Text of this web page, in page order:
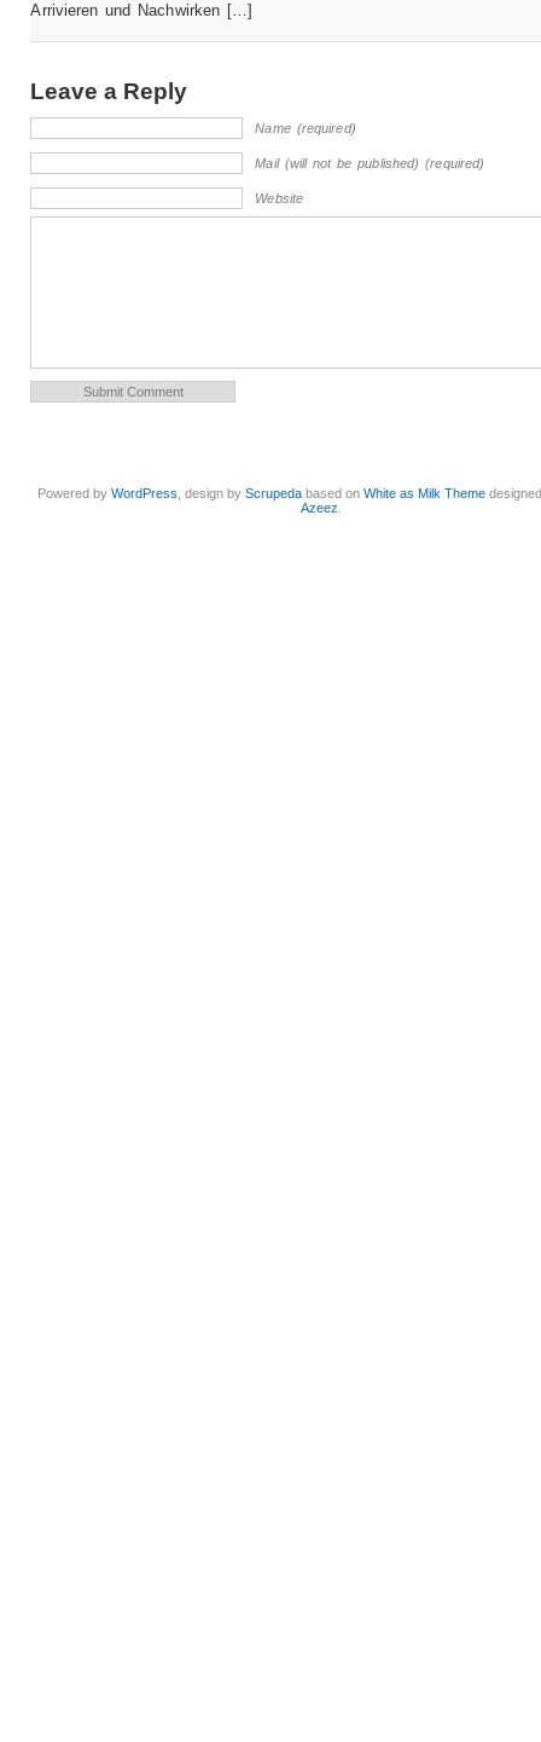
Arrivieren und Nachwirken […]
Leave a Reply
Name (required)
Mail (will not be published) (required)
Website
Powered byWordPress , design byScrupeda based onWhite as Milk Theme
Azeez